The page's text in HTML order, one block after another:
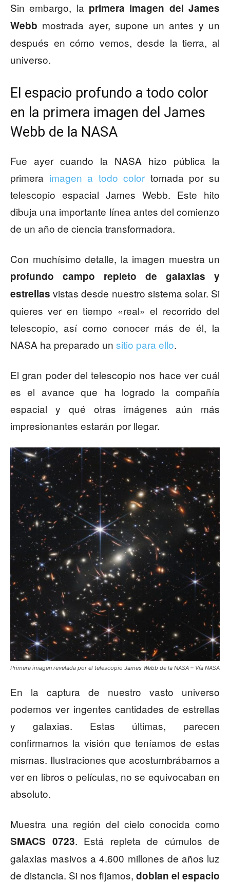
Sin embargo, la primera imagen del James
Webb mostrada ayer, supone un antes y un
después en cómo vemos, desde la tierra, al
universo.
El espacio profundo a todo color
en la primera imagen del James
Webb de la NASA
Fue ayer cuando la NASA hizo pública la
primera imagen a todo color tomada por su
telescopio espacial James Webb. Este hito
dibuja una importante línea antes del comienzo
de un año de ciencia transformadora.
Con muchísimo detalle, la imagen muestra un
profundo campo repleto de galaxias y
estrellas vistas desde nuestro sistema solar. Si
quieres ver en tiempo «real» el recorrido del
telescopio, así como conocer más de él, la
NASA ha preparado un sitio para ello.
El gran poder del telescopio nos hace ver cuál
es el avance que ha logrado la compañía
espacial y qué otras imágenes aún más
impresionantes estarán por llegar.
Primera imagen revelada por el telescopio James Webb de la NASA – Vía NASA
En la captura de nuestro vasto universo
podemos ver ingentes cantidades de estrellas
y galaxias. Estas últimas, parecen
confirmarnos la visión que teníamos de estas
mismas. Ilustraciones que acostumbrábamos a
ver en libros o películas, no se equivocaban en
absoluto.
Muestra una región del cielo conocida como
SMACS 0723. Está repleta de cúmulos de
galaxias masivos a 4.600 millones de años luz
de distancia. Si nos fijamos, doblan el espacio